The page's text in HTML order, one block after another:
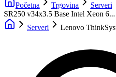
Početna Trgovina Serveri
SR250 v34x3.5 Base Intel Xeon 6...
Serveri
Lenovo